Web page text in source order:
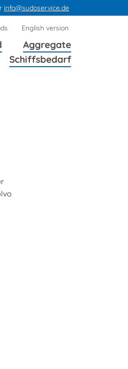
info@sudoservice.de
Aggregate
Schiffsbedarf
English version